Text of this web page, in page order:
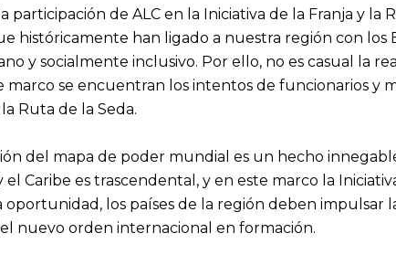
participación de ALC en la Iniciativa de la Franja y
históricamente han ligado a nuestra región con
y socialmente inclusivo. Por ello, no es casual la
marco se encuentran los intentos de funcionarios y
Ruta de la Seda.
del mapa de poder mundial es un hecho
el Caribe es trascendental, y en este marco la
oportunidad, los países de la región deben
nuevo orden internacional en formación.